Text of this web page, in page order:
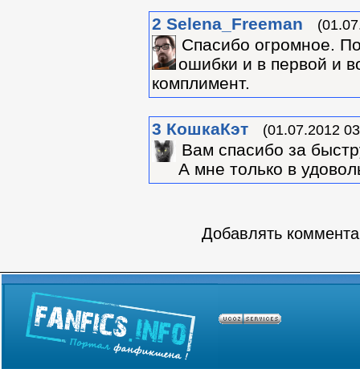
2 Selena_Freeman
Спасибо огромное.
ошибки и в первой и
комплимент.
3 КошкаКэт (01.07.2012
Вам спасибо за
А мне только в
Добавлять